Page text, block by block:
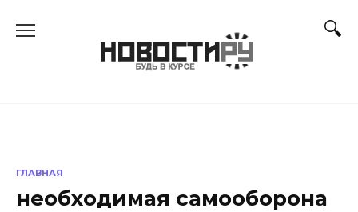
ГЛАВНАЯ
необходимая самооборона